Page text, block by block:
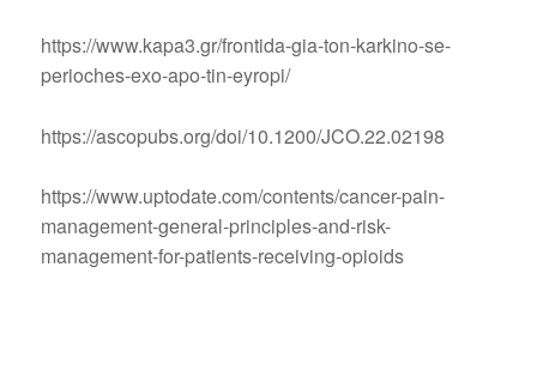
https://www.kapa3.gr/frontida-gia-ton-karkino-se-
perioches-exo-apo-tin-eyropi/
https://ascopubs.org/doi/10.1200/JCO.22.02198
https://www.uptodate.com/contents/cancer-pain-
management-general-principles-and-risk-
management-for-patients-receiving-opioids